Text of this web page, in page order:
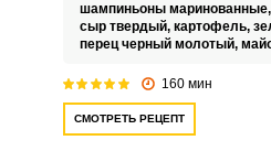
шампиньоны маринованные,
сыр твердый, картофель,
перец черный молотый,
160 мин
СМОТРЕТЬ РЕЦЕПТ